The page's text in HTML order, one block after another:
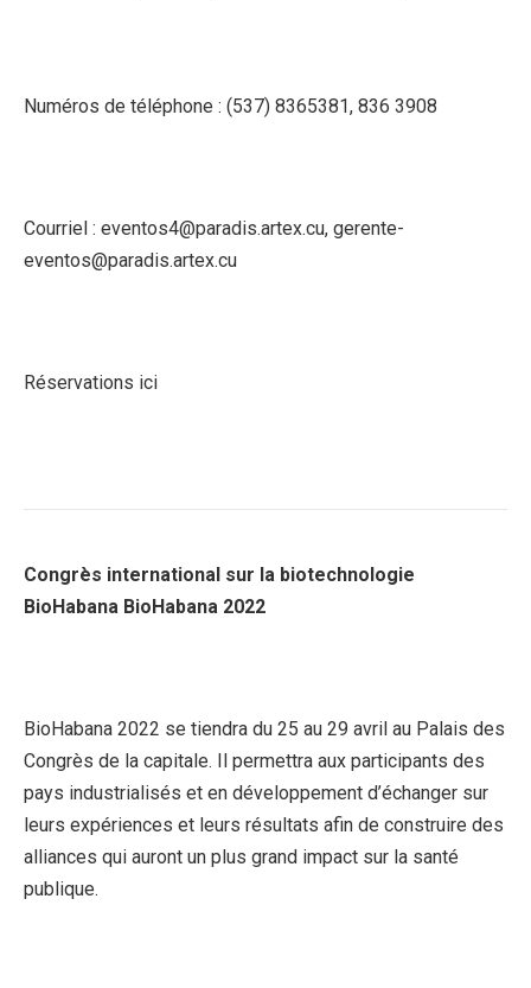
Numéros de téléphone : (537) 8365381, 836 3908
Courriel : eventos4@paradis.artex.cu, gerente-
eventos@paradis.artex.cu
Réservations ici
Congrès international sur la biotechnologie
BioHabana BioHabana 2022
BioHabana 2022 se tiendra du 25 au 29 avril au Palais des
Congrès de la capitale. Il permettra aux participants des
pays industrialisés et en développement d’échanger sur
leurs expériences et leurs résultats afin de construire des
alliances qui auront un plus grand impact sur la santé
publique.